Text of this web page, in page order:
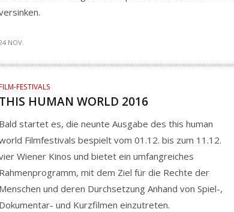
NOV.
FESTIVALS
HUMAN WORLD 2016
startet es, die neunte Ausgabe des this human
Filmfestivals bespielt vom 01.12. bis zum 11.12.
Wiener Kinos und bietet ein umfangreiches
mit dem Ziel für die Rechte der
und deren Durchsetzung Anhand von Spiel-,
und Kurzfilmen einzutreten.